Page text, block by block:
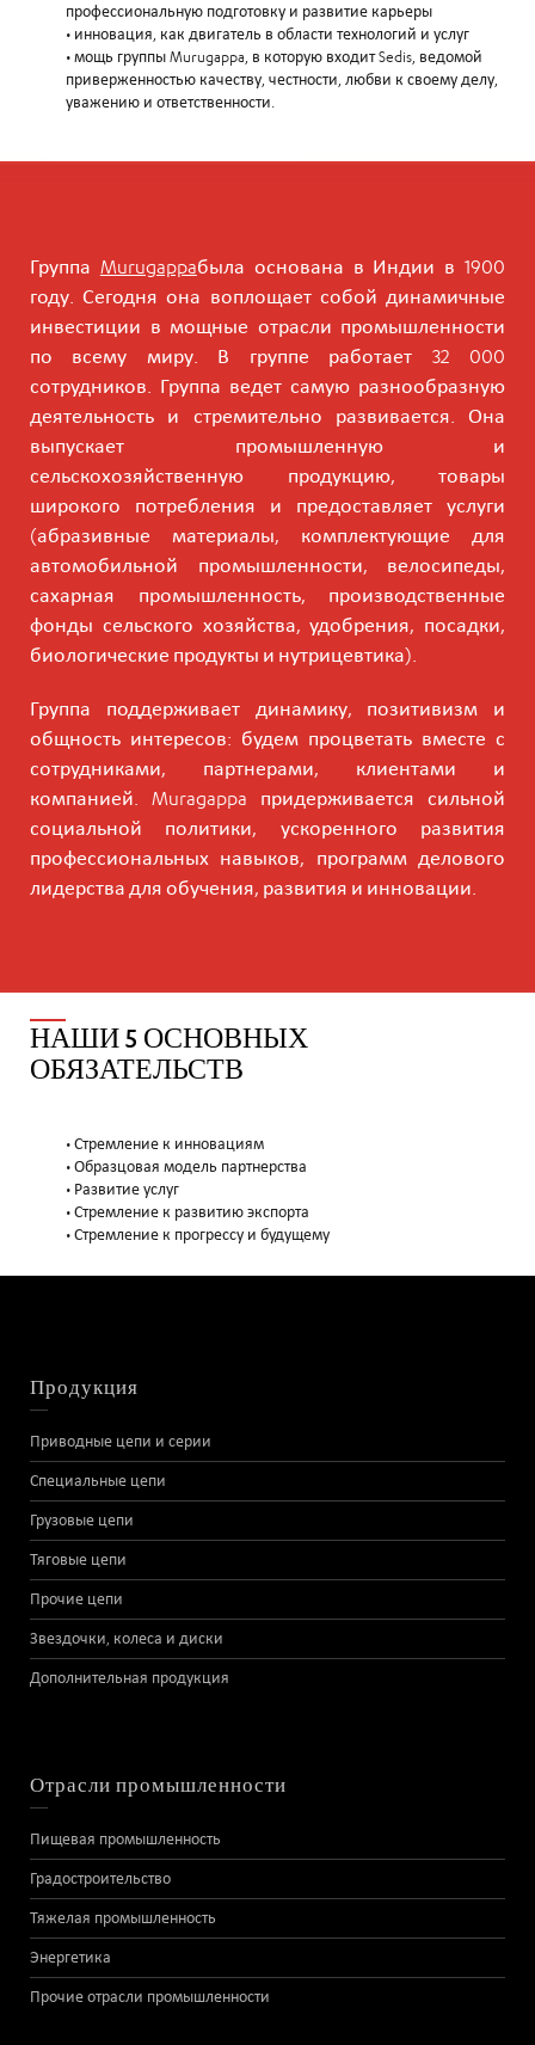
профессиональную подготовку и развитие карьеры
• инновация, как двигатель в области технологий и услуг
• мощь группы Murugappa, в которую входит Sedis, ведомой
приверженностью качеству, честности, любви к своему делу,
уважению и ответственности.
Группа Murugappaбыла основана в Индии в 1900
году. Сегодня она воплощает собой динамичные
инвестиции в мощные отрасли промышленности
по всему миру. В группе работает 32 000
сотрудников. Группа ведет самую разнообразную
деятельность и стремительно развивается. Она
выпускает промышленную и
сельскохозяйственную продукцию, товары
широкого потребления и предоставляет услуги
(абразивные материалы, комплектующие для
автомобильной промышленности, велосипеды,
сахарная промышленность, производственные
фонды сельского хозяйства, удобрения, посадки,
биологические продукты и нутрицевтика).
Группа поддерживает динамику, позитивизм и
общность интересов: будем процветать вместе с
сотрудниками, партнерами, клиентами и
компанией. Muragappa придерживается сильной
социальной политики, ускоренного развития
профессиональных навыков, программ делового
лидерства для обучения, развития и инновации.
НАШИ 5 ОСНОВНЫХ
ОБЯЗАТЕЛЬСТВ
• Стремление к инновациям
• Образцовая модель партнерства
• Развитие услуг
• Стремление к развитию экспорта
• Стремление к прогрессу и будущему
Продукция
Приводные цепи и серии
Специальные цепи
Грузовые цепи
Тяговые цепи
Прочие цепи
Звездочки, колеса и диски
Дополнительная продукция
Отрасли промышленности
Пищевая промышленность
Градостроительство
Тяжелая промышленность
Энергетика
Прочие отрасли промышленности